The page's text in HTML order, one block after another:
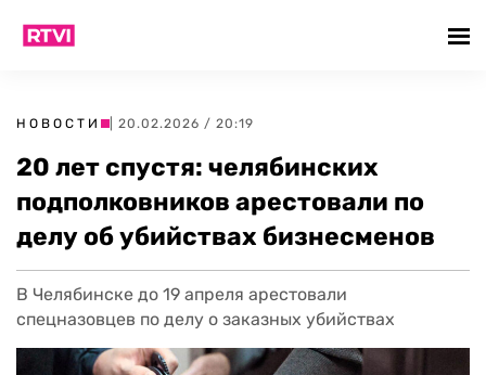
НОВОСТИ | 20.02.2026 / 20:19
20 лет спустя: челябинских
подполковников арестовали по
делу об убийствах бизнесменов
В Челябинске до 19 апреля арестовали
спецназовцев по делу о заказных убийствах